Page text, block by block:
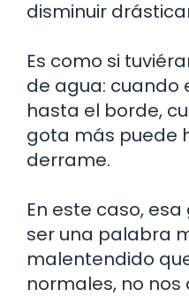
disminuir
Es como si
de agua: cuando
hasta el borde,
gota más puede
derrame.
En este caso,
ser una palabra
malentendido
normales, no